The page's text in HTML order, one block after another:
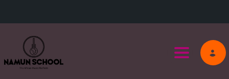
Toggle